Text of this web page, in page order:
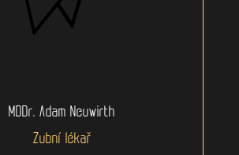
MDDr. Adam Neuwirth
Zubní lékař